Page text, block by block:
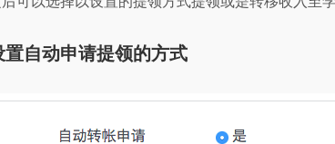
置自动申请提领的方式